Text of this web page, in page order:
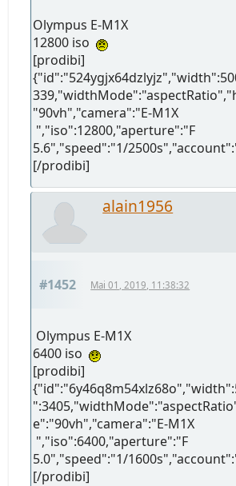
Olympus E-M1X
12800 iso
[prodibi]
"90vh","camera":"E-M1X
","iso":12800,"aperture":"F
5.6","speed":"1/
[/prodibi]
alain1956
#1452 Mai 01, 2019, 11:38:32
Olympus E-M1X
6400 iso
[prodibi]
e":"90vh","camera":"E-M1X
","iso":6400,"aperture":"F
5.0","speed":"1/
[/prodibi]